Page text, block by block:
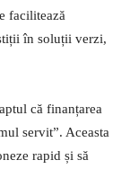
facilitează
în soluții verzi,
că finanțarea
servit”. Aceasta
rapid și să